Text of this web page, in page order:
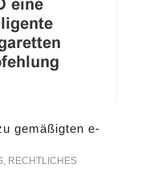
gemäßigten e-
, RECHTLICHES